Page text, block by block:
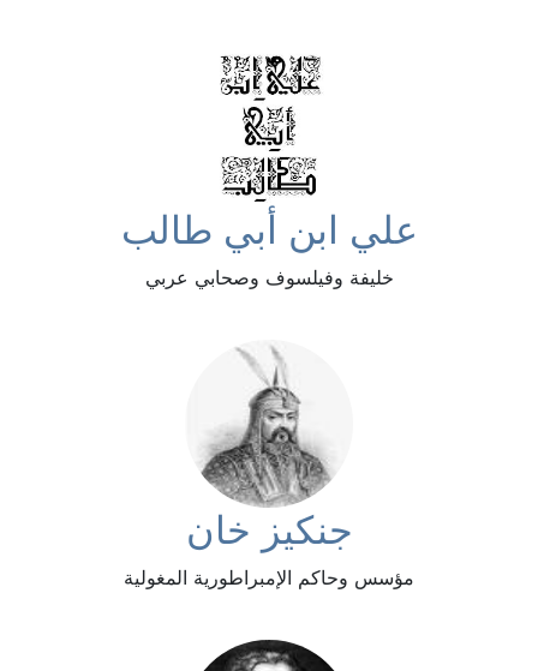
علي ابن أبي طالب
خليفة وفيلسوف وصحابي عربي
جنكيز خان
مؤسس وحاكم الإمبراطورية المغولية